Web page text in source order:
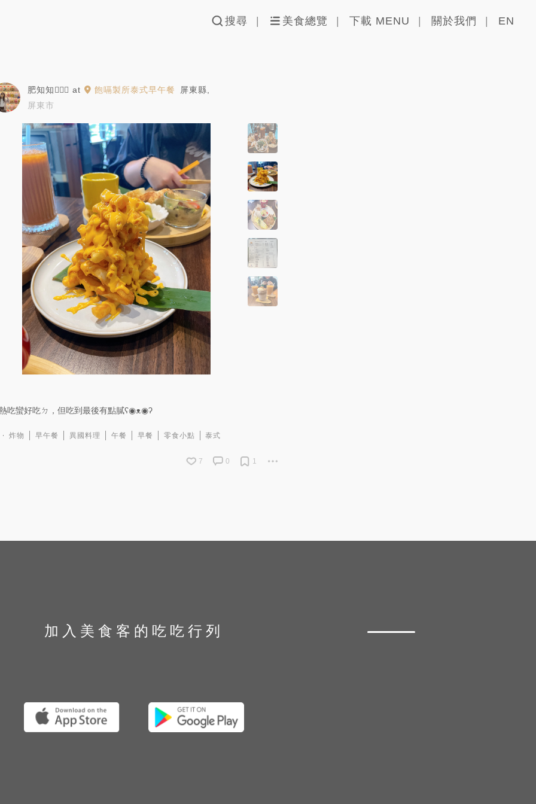
搜尋 美食總覽 下載 MENU 關於我們 EN
肥知知🙋🏻‍♀️ at 飽嗝製所泰式早午餐 屏東縣
屏東市
吃蠻好吃ㄉ，但吃到最後有點膩ʕ◉ᴥ◉ʔ
炸物 早午餐 異國料理 午餐 早餐 零食小點 泰式
7 0 1
加入美食客的吃吃行列